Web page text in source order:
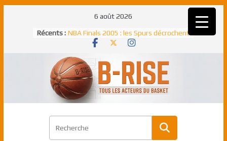
6 août 2026
Récents : meilleur défenseur d’une saison NBA
NBA Finals 2005 : les Spurs décrochent
face aux Pistons
NBA Finals 2021 : les Bucks et Giannis
Antetokounmpo triomphent, le Greek
Freek élu MVP
Shai Gilgeous-Alexander : son premier
match à plus de 40 points en NBA, le
canadien transcendant face aux Spurs
Pau Gasol dans l’histoire en 2002 :